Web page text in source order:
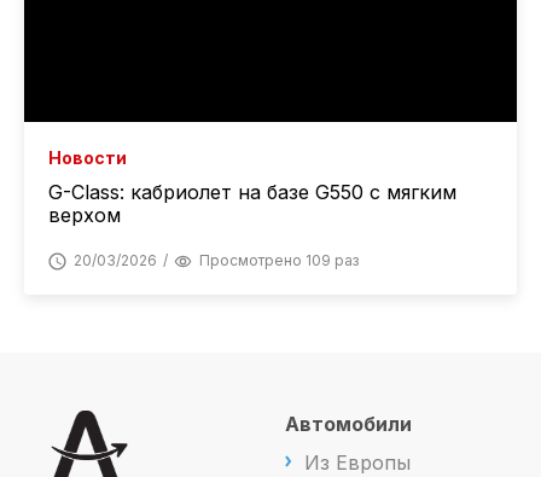
Новости
G-Class: кабриолет на базе G550 с мягким
верхом
20/03/2026 Просмотрено 109 раз
Автомобили
Из Европы